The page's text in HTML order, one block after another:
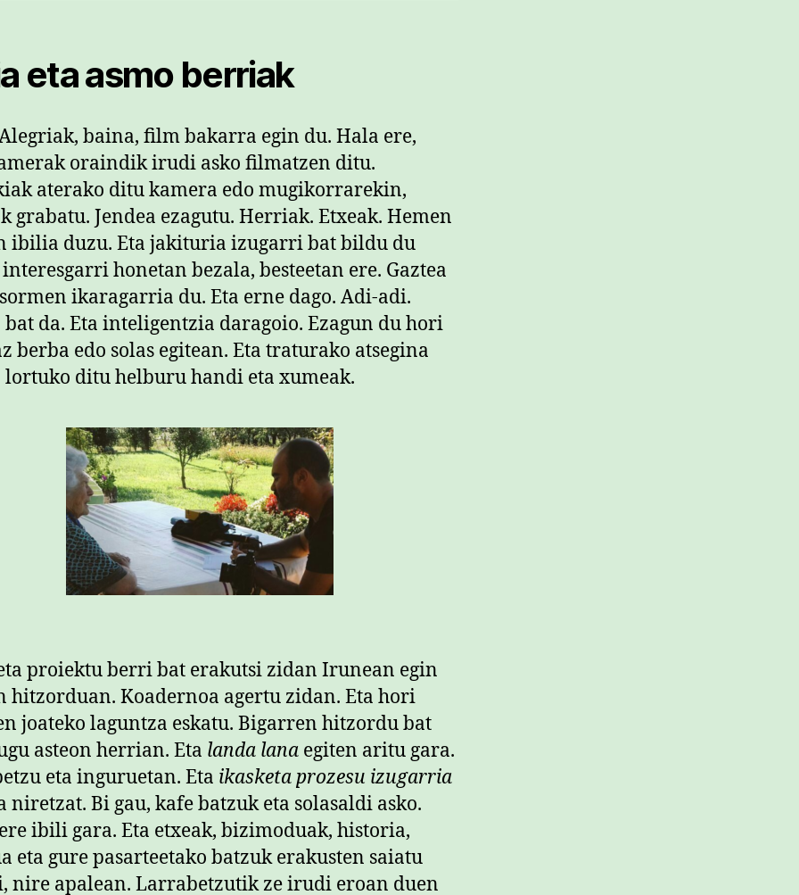
eta asmo berriak
baina, film bakarra egin du. Hala ere,
oraindik irudi asko filmatzen ditu.
aterako ditu kamera edo mugikorrarekin,
grabatu. Jendea ezagutu. Herriak. Etxeak. Hemen
ibilia duzu. Eta jakituria izugarri bat bildu du
honetan bezala, besteetan ere. Gaztea
ikaragarria du. Eta erne dago. Adi-adi.
da. Eta inteligentzia daragoio. Ezagun du hori
berba edo solas egitean. Eta traturako atsegina
lortuko ditu helburu handi eta xumeak.
proiektu berri bat erakutsi zidan Irunean egin
hitzorduan. Koadernoa agertu zidan. Eta hori
joateko laguntza eskatu. Bigarren hitzordu bat
asteon herrian. Eta landa lana egiten aritu gara.
eta inguruetan. Eta ikasketa prozesu izugarria
niretzat. Bi gau, kafe batzuk eta solasaldi asko.
ibili gara. Eta etxeak, bizimoduak, historia,
eta gure pasarteetako batzuk erakusten saiatu
nire apalean. Larrabetzutik ze irudi eroan duen